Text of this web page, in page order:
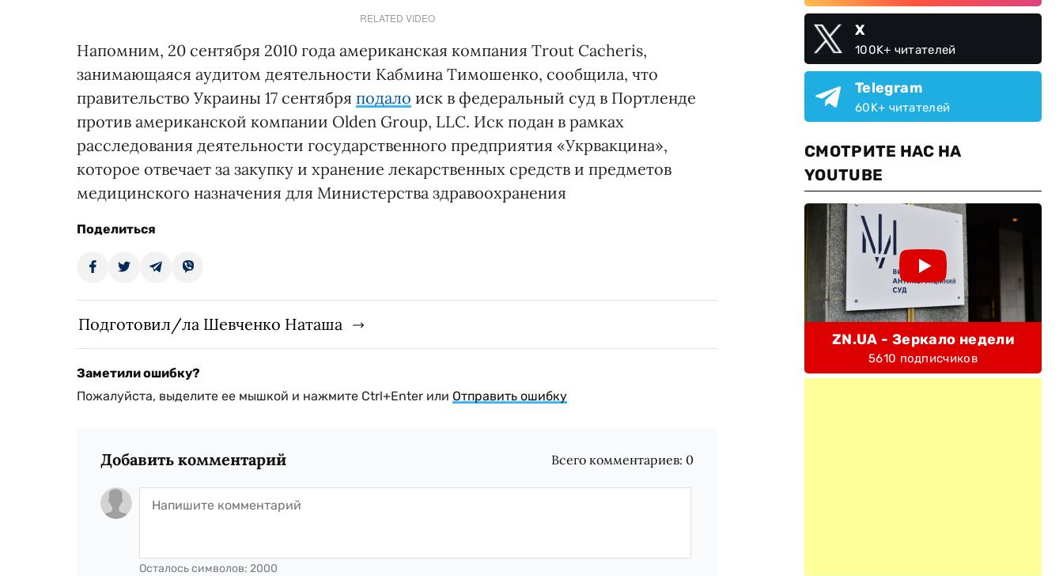
RELATED VIDEO
Напомним, 20 сентября 2010 года американская компания Trout Cacheris,
занимающаяся аудитом деятельности Кабмина Тимошенко, сообщила, что
правительство Украины 17 сентября подало иск в федеральный суд в Портленде
против американской компании Olden Group, LLC. Иск подан в рамках
расследования деятельности государственного предприятия «Укрвакцина»,
которое отвечает за закупку и хранение лекарственных средств и предметов
медицинского назначения для Министерства здравоохранения
Поделиться
Подготовил/ла Шевченко Наташа
Заметили ошибку?
Пожалуйста, выделите ее мышкой и нажмите Ctrl+Enter или Отправить ошибку
Добавить комментарий Всего комментариев: 0
Осталось символов: 2000
X
100K+ читателей
Telegram
60K+ читателей
СМОТРИТЕ НАС НА
YOUTUBE
ZN.UA - Зеркало недели
5610 подписчиков